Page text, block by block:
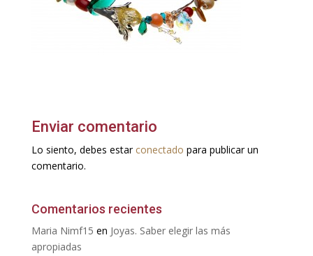
Enviar comentario
Lo siento, debes estar conectado para publicar un
comentario.
Comentarios recientes
Maria Nimf15 en Joyas. Saber elegir las más
apropiadas